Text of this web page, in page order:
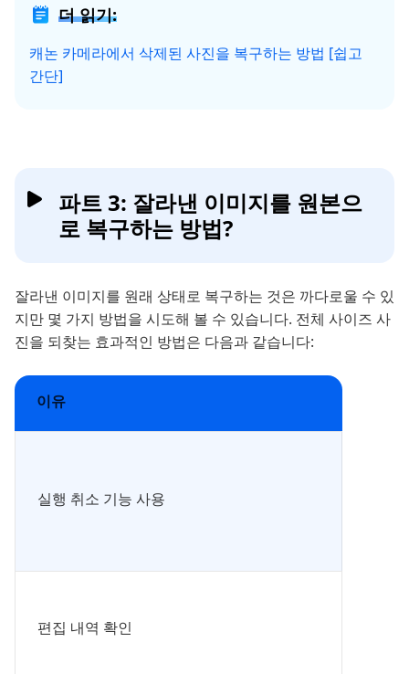
더 읽기:
캐논 카메라에서 삭제된 사진을 복구하는 방법 [쉽고
간단]
파트 3: 잘라낸 이미지를 원본으
로 복구하는 방법?
잘라낸 이미지를 원래 상태로 복구하는 것은 까다로울 수 있
지만 몇 가지 방법을 시도해 볼 수 있습니다. 전체 사이즈 사
진을 되찾는 효과적인 방법은 다음과 같습니다:
이유
실행 취소 기능 사용
편집 내역 확인